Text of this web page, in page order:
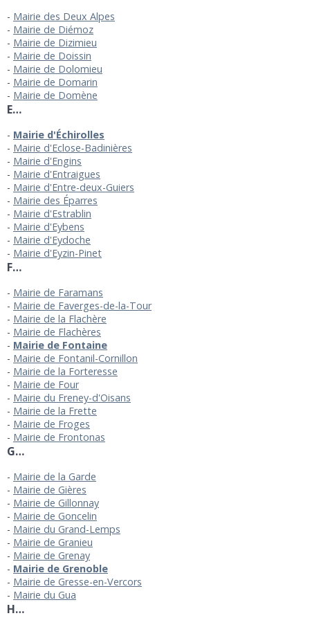
Mairie des Deux Alpes
Mairie de Diémoz
Mairie de Dizimieu
Mairie de Doissin
Mairie de Dolomieu
Mairie de Domarin
Mairie de Domène
E…
Mairie d'Échirolles
Mairie d'Eclose-Badinières
Mairie d'Engins
Mairie d'Entraigues
Mairie d'Entre-deux-Guiers
Mairie des Éparres
Mairie d'Estrablin
Mairie d'Eybens
Mairie d'Eydoche
Mairie d'Eyzin-Pinet
F…
Mairie de Faramans
Mairie de Faverges-de-la-Tour
Mairie de la Flachère
Mairie de Flachères
Mairie de Fontaine
Mairie de Fontanil-Cornillon
Mairie de la Forteresse
Mairie de Four
Mairie du Freney-d'Oisans
Mairie de la Frette
Mairie de Froges
Mairie de Frontonas
G…
Mairie de la Garde
Mairie de Gières
Mairie de Gillonnay
Mairie de Goncelin
Mairie du Grand-Lemps
Mairie de Granieu
Mairie de Grenay
Mairie de Grenoble
Mairie de Gresse-en-Vercors
Mairie du Gua
H…